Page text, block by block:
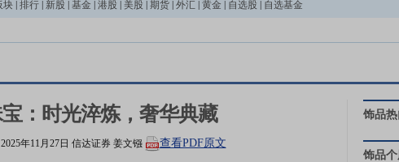
块 排行 新股 基金 港股 美股 期货 外汇 黄金 自选股 自选基金
：时光淬炼，奢华典藏
2025年11月27日 信达证券 姜文镪 查看PDF原文
饰品
饰品